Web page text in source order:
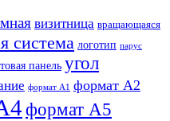
визитница вращающаяся
система логотип парус
панель угол
формат А1 формат А2
формат А5